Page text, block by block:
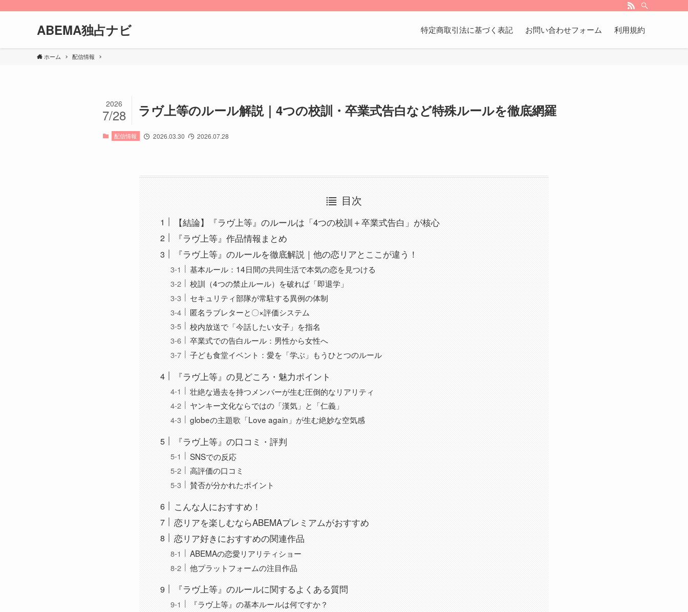
ABEMA独占ナビ 特定商取引法に基づく表記 お問い合わせフォーム 利用規約
ホーム 配信情報
ラヴ上等のルール解説｜4つの校訓・卒業式告白など特殊ルールを徹底網羅
2026
7/28
配信情報 2026.03.30 2026.07.28
目次
【結論】『ラヴ上等』のルールは「4つの校訓＋卒業式告白」が核心
『ラヴ上等』作品情報まとめ
『ラヴ上等』のルールを徹底解説｜他の恋リアとここが違う！
基本ルール：14日間の共同生活で本気の恋を見つける
校訓（4つの禁止ルール）を破れば「即退学」
セキュリティ部隊が常駐する異例の体制
匿名ラブレターと〇×評価システム
校内放送で「今話したい女子」を指名
卒業式での告白ルール：男性から女性へ
子ども食堂イベント：愛を「学ぶ」もうひとつのルール
『ラヴ上等』の見どころ・魅力ポイント
壮絶な過去を持つメンバーが生む圧倒的なリアリティ
ヤンキー文化ならではの「漢気」と「仁義」
globeの主題歌「Love again」が生む絶妙な空気感
『ラヴ上等』の口コミ・評判
SNSでの反応
高評価の口コミ
賛否が分かれたポイント
こんな人におすすめ！
恋リアを楽しむならABEMAプレミアムがおすすめ
恋リア好きにおすすめの関連作品
ABEMAの恋愛リアリティショー
他プラットフォームの注目作品
『ラヴ上等』のルールに関するよくある質問
『ラヴ上等』の基本ルールは何ですか？